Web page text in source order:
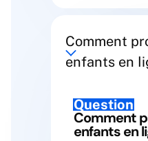
Comment
enfants en
Question
Comment
enfants en